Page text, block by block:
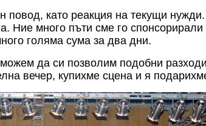
повод, като реакция на текущи
Ние много пъти сме го
голяма сума за два дни.
да си позволим подобни
вечер, купихме сцена и я